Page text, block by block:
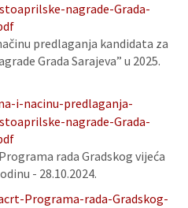
nagrade-Grada-
predlaganja kandidata za
Grada Sarajeva” u 2025.
i-nacinu-predlaganja-
nagrade-Grada-
rada Gradskog vijeća
- 28.10.2024.
Programa-rada-Gradskog-